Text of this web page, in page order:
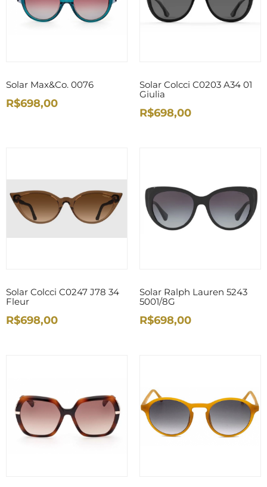
Solar Max&Co. 0076
R$698,00
Solar Colcci C0203 A34 01
Giulia
R$698,00
Solar Colcci C0247 J78 34
Fleur
R$698,00
Solar Ralph Lauren 5243
5001/8G
R$698,00